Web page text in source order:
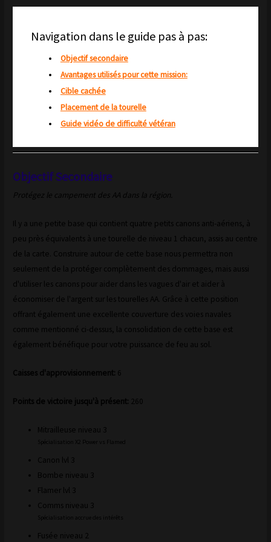
Navigation dans le guide pas à pas:
Objectif secondaire
Avantages utilisés pour cette mission:
Cible cachée
Placement de la tourelle
Guide vidéo de difficulté vétéran
Objectif Secondaire
Protégez le campement des AA dans la région.
Il y a une petite base qui contient quatre petits canons anti-aériens, à
peu près équivalents à une tourelle de niveau 1 chacun, assis au centre
de la carte. Construire autour de cette base nous permettra non
seulement de la protéger complètement des dommages, mais aussi
d'utiliser les canons pour aider dans les vagues d'air et aider à
économiser de l'argent sur les tourelles AA. Grâce à cette position
offrant également une excellente couverture des voies navales
comme mentionné ci-dessus, la consolidation de cette base est
également bénéfique pour votre puissance de feu au sol.
Caisses d'approvisionnement: 6
Points de victoire jusqu'à présent: 260
Mitrailleuse niveau 3
Spécialisation X2 Power vs Flamed
Canon lvl 3
Bombe niveau 3
Flamer lvl 3
Comms niveau 3
Spécialisation accrue des intérêts
Fusée niveau 2